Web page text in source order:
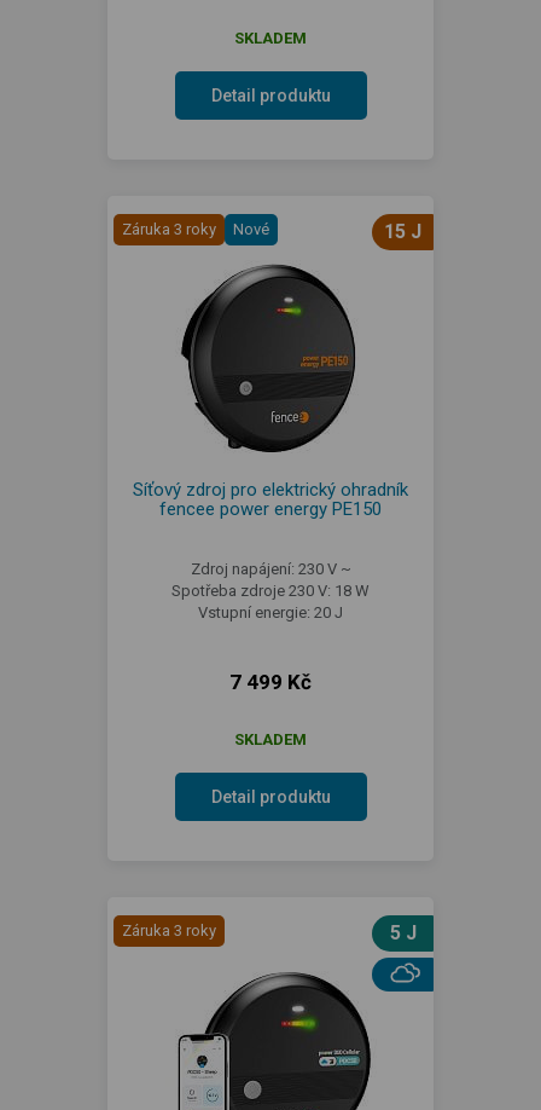
SKLADEM
Detail produktu
Záruka 3 roky Nové 15 J
Síťový zdroj pro elektrický ohradník
fencee power energy PE150
Zdroj napájení: 230 V ~
Spotřeba zdroje 230 V: 18 W
Vstupní energie: 20 J
7 499 Kč
SKLADEM
Detail produktu
Záruka 3 roky 5 J